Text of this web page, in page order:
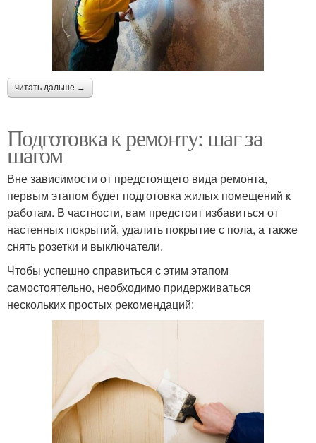
читать дальше →
Подготовка к ремонту: шаг за
шагом
Вне зависимости от предстоящего вида ремонта,
первым этапом будет подготовка жилых помещений к
работам. В частности, вам предстоит избавиться от
настенных покрытий, удалить покрытие с пола, а также
снять розетки и выключатели.
Чтобы успешно справиться с этим этапом
самостоятельно, необходимо придерживаться
нескольких простых рекомендаций: